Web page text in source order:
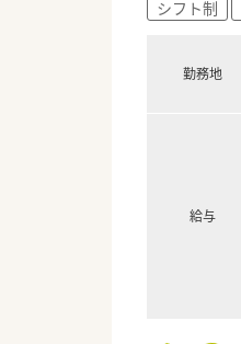
シフト制
勤務地
給与